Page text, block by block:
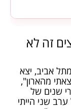
זה לא
מתל אביב, יצא
שיצאתי מהארון",
שנים של
שני הייתי